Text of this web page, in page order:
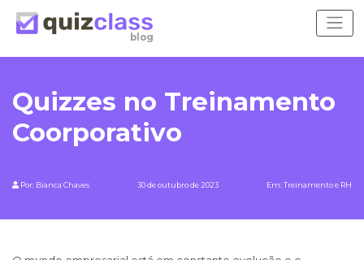
blog
Quizzes no Treinamento
Coorporativo
Por: Bianca Chaves 30 de outubro de 2023 Em:Treinamento e RH